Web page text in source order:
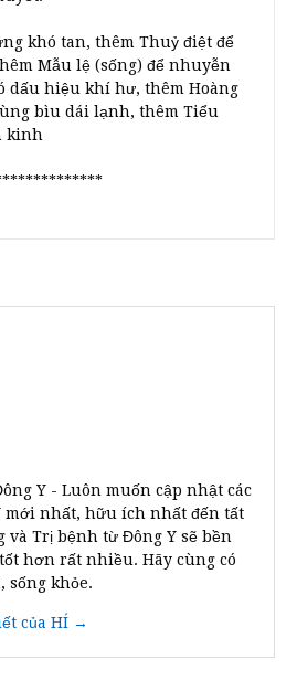
khó tan, thêm Thuỷ điệt để
Mẫu lệ (sống) để nhuyễn
dấu hiệu khí hư, thêm Hoàng
bìu dái lạnh, thêm Tiểu
kinh
Y - Luôn muốn cập nhật các
mới nhất, hữu ích nhất đến tất
và Trị bệnh từ Đông Y sẽ bền
hơn rất nhiều. Hãy cùng có
sống khỏe.
của HÍ →